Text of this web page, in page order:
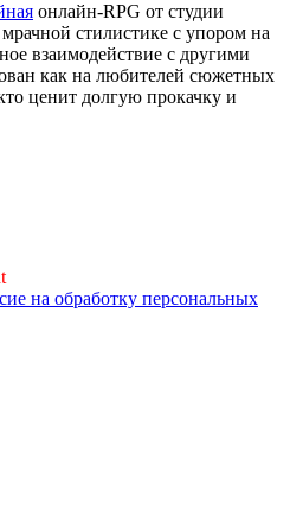
онлайн-RPG от студии
стилистике с упором на
взаимодействие с другими
как на любителей сюжетных
ценит долгую прокачку и
на обработку персональных